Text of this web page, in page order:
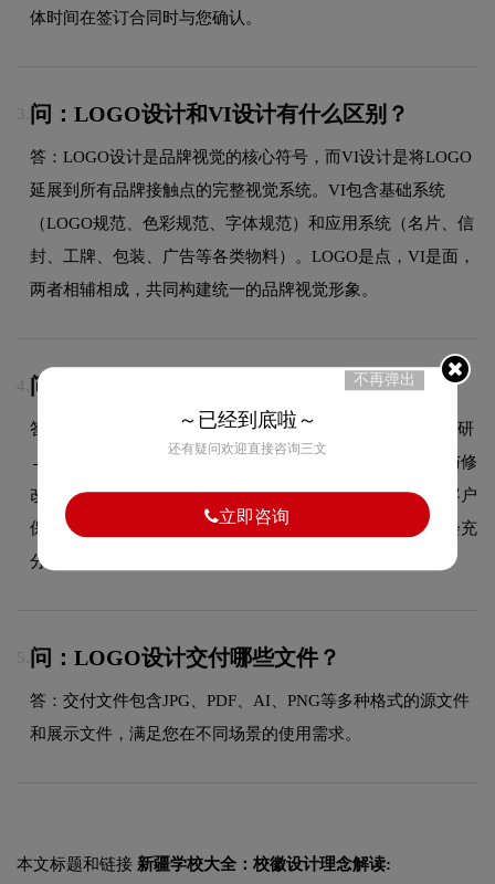
体时间在签订合同时与您确认。
3. 问：LOGO设计和VI设计有什么区别？
答：LOGO设计是品牌视觉的核心符号，而VI设计是将LOGO
延展到所有品牌接触点的完整视觉系统。VI包含基础系统
（LOGO规范、色彩规范、字体规范）和应用系统（名片、信
封、工牌、包装、广告等各类物料）。LOGO是点，VI是面，
两者相辅相成，共同构建统一的品牌视觉形象。
4. 问：品牌LOGO设计一般包含哪些流程？
答：品牌LOGO设计通常包含以下流程：需求沟通与品牌调研
→创意构思与草图绘制→方案设计与初步呈现→客户反馈与修
改完善→最终定稿与源文件交付。整个过程中设计师会与客户
保持沟通，确保设计方案准确传达品牌理念，每个环节都会充
分听取客户意见。
5. 问：LOGO设计交付哪些文件？
答：交付文件包含JPG、PDF、AI、PNG等多种格式的源文件
和展示文件，满足您在不同场景的使用需求。
本文标题和链接 新疆学校大全：校徽设计理念解读:
不再弹出
～已经到底啦～
还有疑问欢迎直接咨询三文
立即咨询